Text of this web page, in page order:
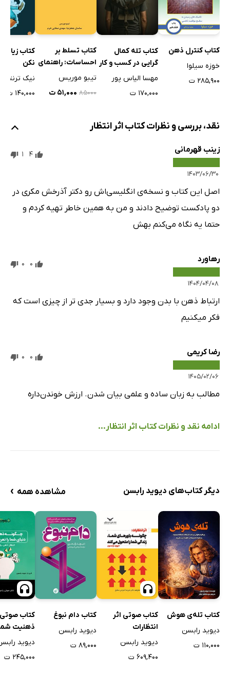
کتاب کنترل ذهن
خوزه سیلوا
۲۸۵,۹۰۰ ت
کتاب تله کمال
گرایی در کسب و کار
مهسا الیاس پور
۱۷۰,۰۰۰ ت
کتاب تسلط بر
احساسات: راهنمای
عملی برای غلبه بر
مدیریت بهتر
تیبو موریس
۸۵۰۰۰ ۵۱,۰۰۰ ت
کتاب زیاد
نکن
نیک ترنتون
۱۴۰,۰۰۰ ت
نقد، بررسی و نظرات کتاب اثر انتظار
زینب قهرمانی
۱۴۰۳/۰۶/۳۰
4
1
اصل این کتاب و نسخه‌ی انگلیسی‌اش رو دکتر آذرخش مکری در
دو پادکست توضیح دادند و من به همین خاطر تهیه کردم و
حتما یه نگاه می‌کنم بهش
رهاورد
۱۴۰۴/۰۴/۰۸
0
0
ارتباط ذهن با بدن وجود دارد و بسیار جدی تر از چیزی است که
فکر میکنیم
رضا کریمی
۱۴۰۵/۰۲/۰۶
0
0
مطالب به زبان ساده و علمی بیان شدن. ارزش خوندن‌داره
ادامه نقد و نظرات کتاب اثر انتظار...
دیگر کتاب‌های دیوید رابسن مشاهده همه ›
کتاب تله‌ی هوش
دیوید رابسن
۱۱۰,۰۰۰ ت
کتاب صوتی اثر
انتظارات
دیوید رابسن
۶۰۹,۴۰۰ ت
کتاب دام نبوغ
دیوید رابسن
۸۹,۰۰۰ ت
کتاب
ذهنیت
شما را
دیوید
۲۴۵,۰۰۰ ت